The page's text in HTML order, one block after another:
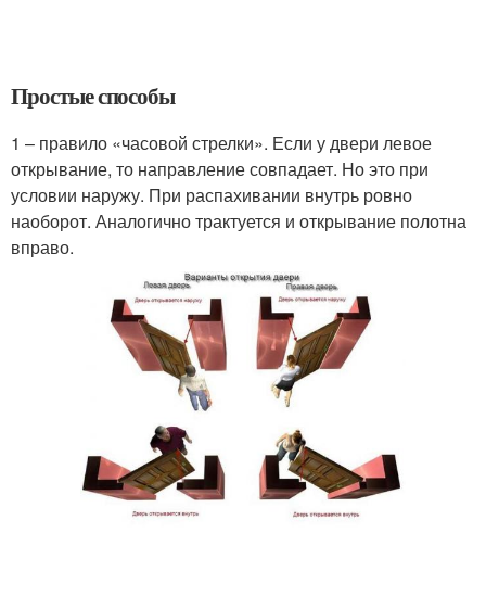
Простые способы
1 – правило «часовой стрелки». Если у двери левое
открывание, то направление совпадает. Но это при
условии наружу. При распахивании внутрь ровно
наоборот. Аналогично трактуется и открывание полотна
вправо.